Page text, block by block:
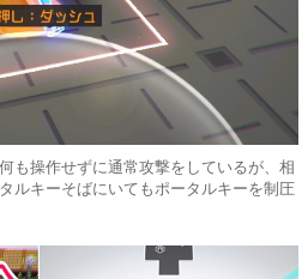
も操作せずに通常攻撃をしているが、相
ルキーそばにいてもポータルキーを制圧